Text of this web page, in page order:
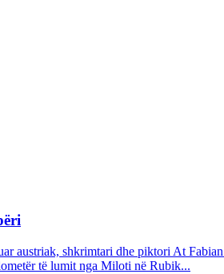
austriak, shkrimtari dhe piktori At
të lumit nga Miloti në Rubik...